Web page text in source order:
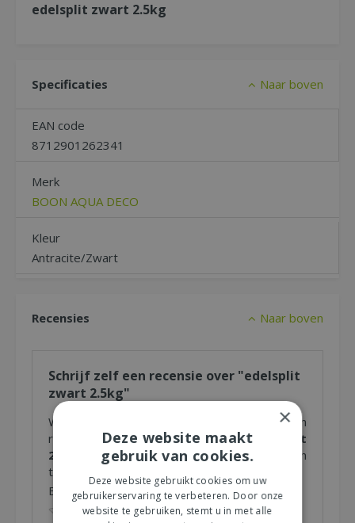
edelsplit zwart 2.5kg
Specificaties Naar boven
EAN code
8712901262341
Merk
BOON AQUA DECO
Kleur
Antracite/Zwart
Recensies Naar boven
Schrijf zelf een recensie over "edelsplit
zwart 2.5kg"
Wij zijn benieuwd naar uw mening! Schrijf een
recensie over het artikel "edelsplit zwart
2.5kg"
en maak kans op een Nationale Tuinbon
ter waarde van € 25,- !
Beoordeling:*
×
Deze website maakt
gebruik van cookies.
Deze website gebruikt cookies om uw
gebruikerservaring te verbeteren. Door onze
website te gebruiken, stemt u in met alle